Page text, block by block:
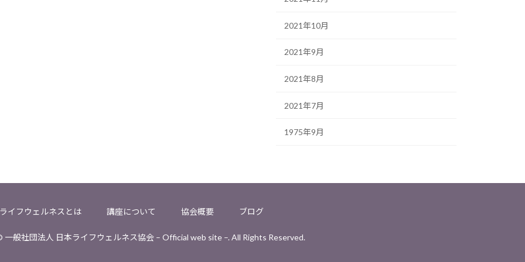
2021年10月
2021年9月
2021年8月
2021年7月
1975年9月
ライフウェルネスとは 講座について 協会概要 ブログ
般社団法人 日本ライフウェルネス協会 – Official web site –. All Rights Reserved.